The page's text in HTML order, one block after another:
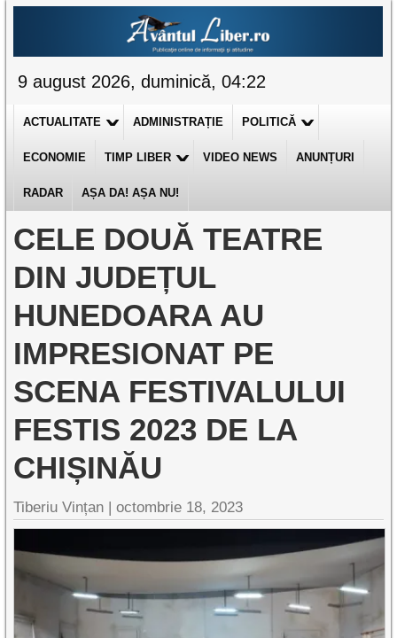
9 august 2026, duminică, 04:22
ACTUALITATE ADMINISTRAȚIE POLITICĂ
ECONOMIE TIMP LIBER VIDEO NEWS ANUNȚURI
RADAR AȘA DA! AȘA NU!
CELE DOUĂ TEATRE
DIN JUDEȚUL
HUNEDOARA AU
IMPRESIONAT PE
SCENA FESTIVALULUI
FESTIS 2023 DE LA
CHIȘINĂU
Tiberiu Vințan |octombrie 18, 2023